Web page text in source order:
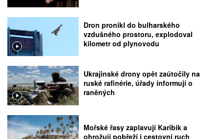
Dron pronikl do bulharského
vzdušného prostoru, explodoval
kilometr od plynovodu
Ukrajinské drony opět zaútočily na
ruské rafinérie, úřady informují o
raněných
Mořské řasy zaplavují Karibik a
ohrožují pobřeží i cestovní ruch